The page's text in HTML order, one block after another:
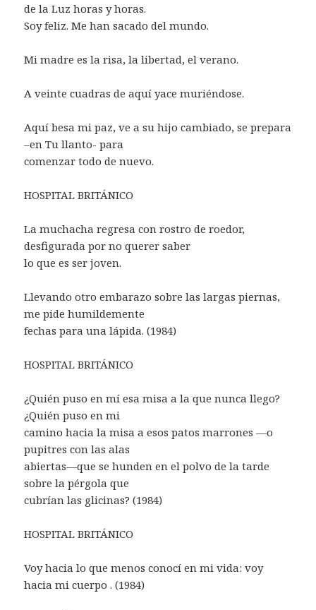
de la Luz horas y horas.
Soy feliz. Me han sacado del mundo.
Mi madre es la risa, la libertad, el verano.
A veinte cuadras de aquí yace muriéndose.
Aquí besa mi paz, ve a su hijo cambiado, se prepara
–en Tu llanto- para
comenzar todo de nuevo.
HOSPITAL BRITÁNICO
La muchacha regresa con rostro de roedor,
desfigurada por no querer saber
lo que es ser joven.
Llevando otro embarazo sobre las largas piernas,
me pide humildemente
fechas para una lápida. (1984)
HOSPITAL BRITÁNICO
¿Quién puso en mí esa misa a la que nunca llego?
¿Quién puso en mi
camino hacia la misa a esos patos marrones —o
pupitres con las alas
abiertas—que se hunden en el polvo de la tarde
sobre la pérgola que
cubrían las glicinas? (1984)
HOSPITAL BRITÁNICO
Voy hacia lo que menos conocí en mi vida: voy
hacia mi cuerpo . (1984)